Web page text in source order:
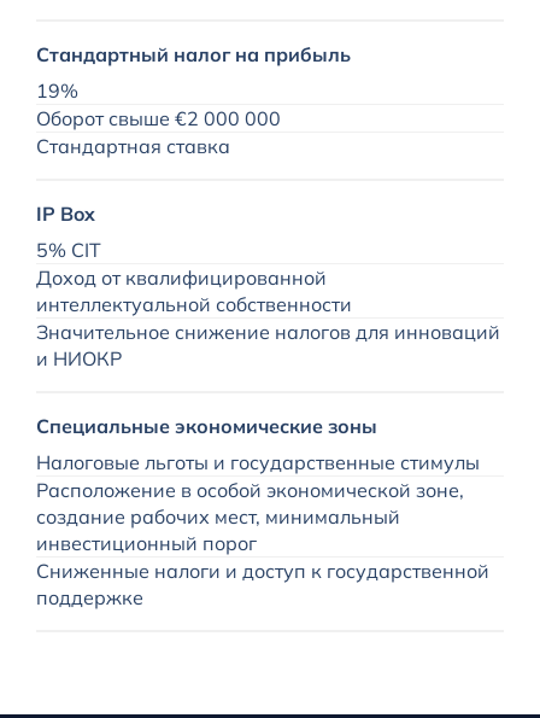
Стандартный налог на прибыль
19%
Оборот свыше €2 000 000
Стандартная ставка
IP Box
5% CIT
Доход от квалифицированной
интеллектуальной собственности
Значительное снижение налогов для инноваций
и НИОКР
Специальные экономические зоны
Налоговые льготы и государственные стимулы
Расположение в особой экономической зоне,
создание рабочих мест, минимальный
инвестиционный порог
Сниженные налоги и доступ к государственной
поддержке